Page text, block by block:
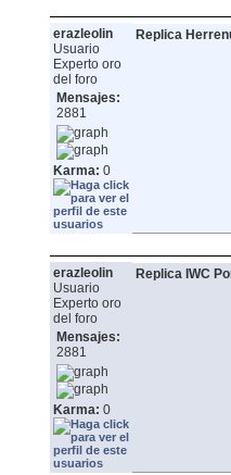
erazleolin
Usuario
Experto oro
del foro
Mensajes:
2881
Karma: 0
Replica
erazleolin
Usuario
Experto oro
del foro
Mensajes:
2881
Karma: 0
Replica IWC